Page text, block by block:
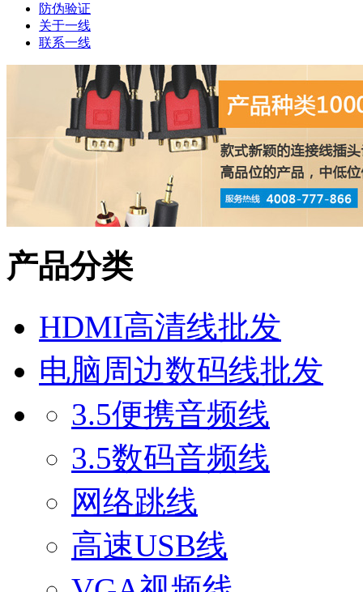
防伪验证
关于一线
联系一线
产品分类
HDMI高清线批发
电脑周边数码线批发
3.5便携音频线
3.5数码音频线
网络跳线
高速USB线